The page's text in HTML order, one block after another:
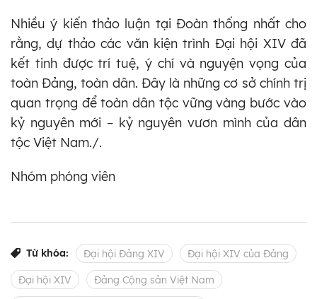
Nhiều ý kiến thảo luận tại Đoàn thống nhất cho
rằng, dự thảo các văn kiện trình Đại hội XIV đã
kết tinh được trí tuệ, ý chí và nguyện vọng của
toàn Đảng, toàn dân. Đây là những cơ sở chính trị
quan trọng để toàn dân tộc vững vàng bước vào
kỷ nguyên mới – kỷ nguyên vươn mình của dân
tộc Việt Nam./.
Nhóm phóng viên
Từ khóa: Đại hội Đảng XIV Đại hội XIV của Đảng
Đại hội XIV Đảng Cộng sản Việt Nam